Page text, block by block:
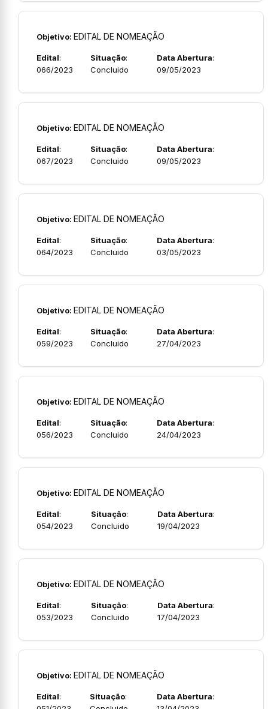
Objetivo: EDITAL DE NOMEAÇÃO
Edital:
066/2023
Situação:
Concluido
Data Abertura:
09/05/2023
Objetivo: EDITAL DE NOMEAÇÃO
Edital:
067/2023
Situação:
Concluido
Data Abertura:
09/05/2023
Objetivo: EDITAL DE NOMEAÇÃO
Edital:
064/2023
Situação:
Concluido
Data Abertura:
03/05/2023
Objetivo: EDITAL DE NOMEAÇÃO
Edital:
059/2023
Situação:
Concluido
Data Abertura:
27/04/2023
Objetivo: EDITAL DE NOMEAÇÃO
Edital:
056/2023
Situação:
Concluido
Data Abertura:
24/04/2023
Objetivo: EDITAL DE NOMEAÇÃO
Edital:
054/2023
Situação:
Concluido
Data Abertura:
19/04/2023
Objetivo: EDITAL DE NOMEAÇÃO
Edital:
053/2023
Situação:
Concluido
Data Abertura:
17/04/2023
Objetivo: EDITAL DE NOMEAÇÃO
Edital:
Situação:
Data Abertura: